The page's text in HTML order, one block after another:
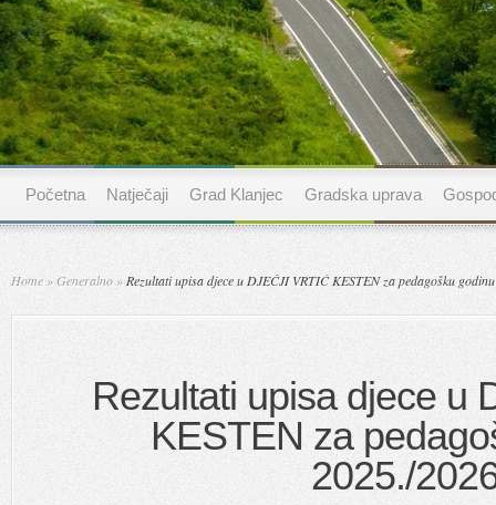
Početna Natječaji Grad Klanjec Gradska uprava
Home »Generalno » Rezultati upisa djece u DJEČJI VRTIĆ KESTEN za pedagošku
Rezultati upisa djece u
KESTEN za
2025./